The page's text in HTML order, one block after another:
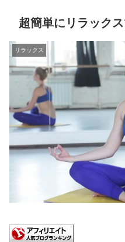
超簡単にリラック
リラックス